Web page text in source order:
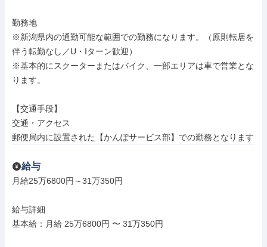
勤務地
※新潟県内の通勤可能な範囲での勤務になります。（原則転居を
伴う転勤なし／U・Iターン歓迎）
※基本的にスクーターまたはバイク、一部エリアは車で営業とな
ります。
【交通手段】
交通・アクセス
郵便局内に設置された【かんぽサービス部】での勤務となります
給与
月給25万6800円～31万350円
給与詳細
基本給：月給 25万6800円 〜 31万350円